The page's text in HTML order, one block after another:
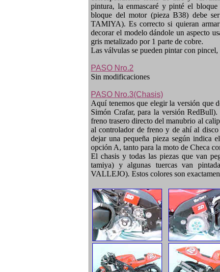
pintura, la enmascaré y pinté el
bloque del motor (pieza B38) debe
TAMIYA). Es correcto si quieran
decorar el modelo dándole un aspecto
gris metalizado por 1 parte de cobre.
Las válvulas se pueden pintar con
PASO Nro.2
Sin modificaciones
PASO Nro.3(Chasis)
Aquí tenemos que elegir la versión que
Simón Crafar, para la versión
freno trasero directo del manubrio al
al controlador de freno y de ahí al
dejar una pequeña pieza según indica
opción A, tanto para la moto de Checa
El chasis y todas las piezas que van
tamiya) y algunas tuercas van
VALLEJO). Estos colores son